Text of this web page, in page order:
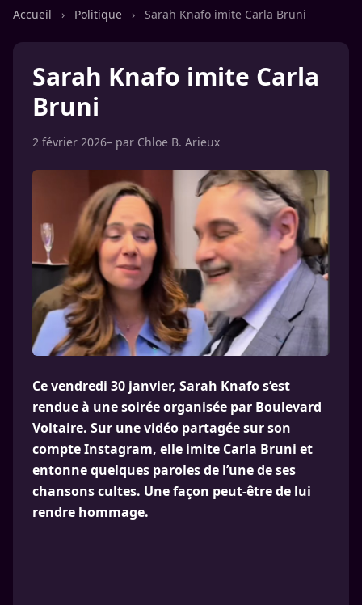
Accueil › Politique › Sarah Knafo imite Carla Bruni
Sarah Knafo imite Carla
Bruni
2 février 2026– par Chloe B. Arieux
Ce vendredi 30 janvier, Sarah Knafo s’est
rendue à une soirée organisée par Boulevard
Voltaire. Sur une vidéo partagée sur son
compte Instagram, elle imite Carla Bruni et
entonne quelques paroles de l’une de ses
chansons cultes. Une façon peut-être de lui
rendre hommage.